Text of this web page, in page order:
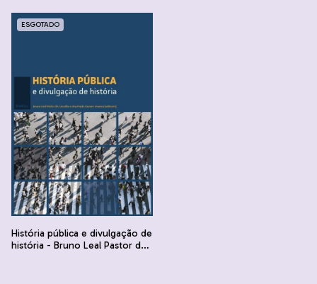
ESGOTADO
História pública e divulgação de
história - Bruno Leal Pastor de